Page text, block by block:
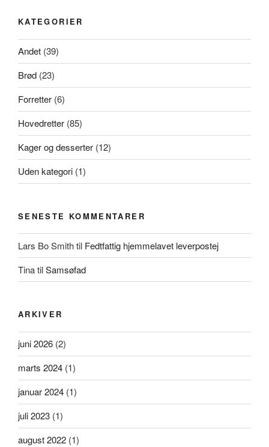
KATEGORIER
Andet (39)
Brød (23)
Forretter (6)
Hovedretter (85)
Kager og desserter (12)
Uden kategori (1)
SENESTE KOMMENTARER
Lars Bo Smithtil Fedtfattig hjemmelavet leverpostej
TinatilSamsøfad
ARKIVER
juni 2026 (2)
marts 2024 (1)
januar 2024 (1)
juli 2023 (1)
august 2022 (1)